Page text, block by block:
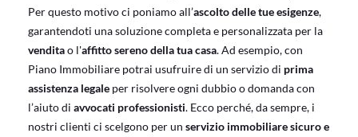
Per questo motivo ci poniamo all’ascolto delle tue esigenze,
garantendoti una soluzione completa e personalizzata per la
venditao l'affitto sereno della tua casa. Ad esempio, con
Piano Immobiliare potrai usufruire di un servizio di prima
assistenza legale per risolvere ogni dubbio o domanda con
l’aiuto di avvocati professionisti. Ecco perché, da sempre, i
nostri clienti ci scelgono per un servizio immobiliare sicuro e